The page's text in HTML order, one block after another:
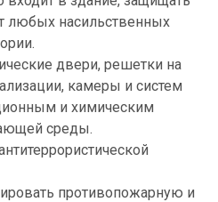
любых насильственных
двери, решетки на
камеры и систем
и химическим
среды.
противопожарную и